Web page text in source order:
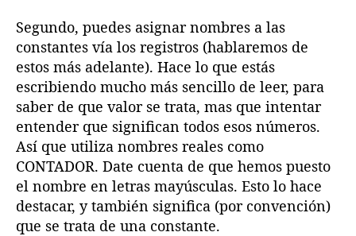
Segundo, puedes asignar nombres a las
constantes vía los registros (hablaremos de
estos más adelante). Hace lo que estás
escribiendo mucho más sencillo de leer, para
saber de que valor se trata, mas que intentar
entender que significan todos esos números.
Así que utiliza nombres reales como
CONTADOR. Date cuenta de que hemos puesto
el nombre en letras mayúsculas. Esto lo hace
destacar, y también significa (por convención)
que se trata de una constante.